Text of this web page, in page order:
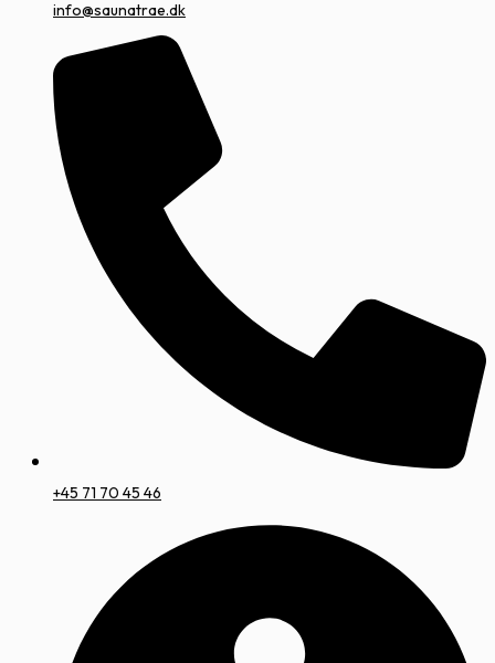
info@saunatrae.dk
+45 71 70 45 46